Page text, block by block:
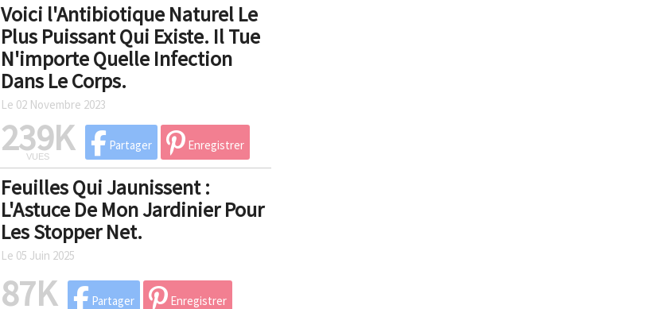
Voici l'Antibiotique Naturel Le
Plus Puissant Qui Existe. Il Tue
N'importe Quelle Infection
Dans Le Corps.
Le 02 Novembre 2023
239K
VUES
Partager Enregistrer
Feuilles Qui Jaunissent :
L'Astuce De Mon Jardinier Pour
Les Stopper Net.
Le 05 Juin 2025
87K Partager Enregistrer